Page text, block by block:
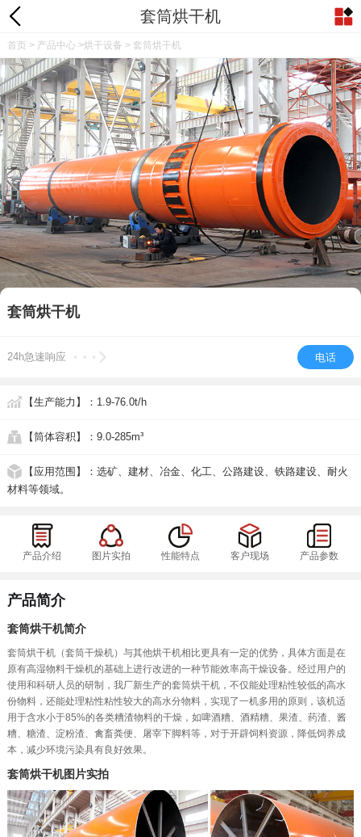
套筒烘干机
首页 > 产品中心>烘干设备 > 套筒烘干机
套筒烘干机
24h急速响应 电话
【生产能力】 ：1.9-76.0t/h
【筒体容积】 ：9.0-285m³
【应用范围】
：选矿、建材、冶金、化工、公路建设、铁路建设、耐火
材料等领域。
产品介绍 图片实拍 性能特点 客户现场 产品参数
产品简介
套筒烘干机简介
套筒烘干机（套筒干燥机）与其他烘干机相比更具有一定的优势，具体方面是在
原有高湿物料干燥机的基础上进行改进的一种节能效率高干燥设备。经过用户的
使用和科研人员的研制，我厂新生产的套筒烘干机，不仅能处理粘性较低的高水
份物料，还能处理粘性粘性较大的高水分物料，实现了一机多用的原则，该机适
用于含水小于85%的各类糟渣物料的干燥，如啤酒糟、酒精糟、果渣、药渣、酱
糟、糖渣、淀粉渣、禽畜粪便、屠宰下脚料等，对于开辟饲料资源，降低饲养成
本，减少环境污染具有良好效果。
套筒烘干机图片实拍